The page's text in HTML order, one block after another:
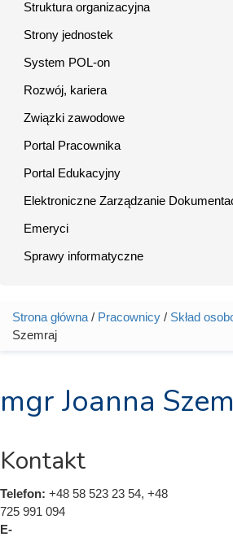
Struktura organizacyjna
Strony jednostek
System POL-on
Rozwój, kariera
Związki zawodowe
Portal Pracownika
Portal Edukacyjny
Elektroniczne Zarządzanie
Emeryci
Sprawy informatyczne
Jesteś tutaj
Strona główna / Pracownicy / Skład
Szemraj
mgr Joanna
Kontakt
Telefon: +48 58 523 23 54, +48
725 991 094
E-